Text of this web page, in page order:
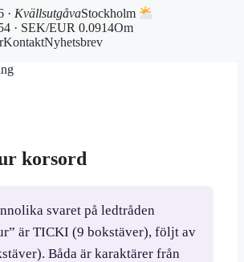
· KvällsutgåvaStockholm
· SEK/EUR 0.0914Om
KontaktNyhetsbrev
korsord
svaret på ledtråden
är TICKI (9 bokstäver), följt av
Båda är karaktärer från